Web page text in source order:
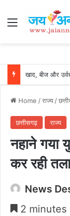
Menu
Home /राज्य/
छत्तीसगढ़ राज्य
नहाने गया
कर रही
News
2 minutes